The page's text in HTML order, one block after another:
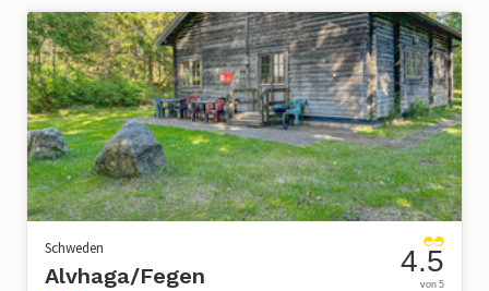
Schweden
Alvhaga/Fegen 4.5
von 5